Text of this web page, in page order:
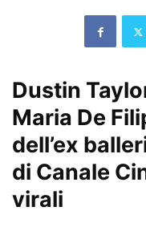
Dustin
Maria De
dell’ex
di Canale
virali